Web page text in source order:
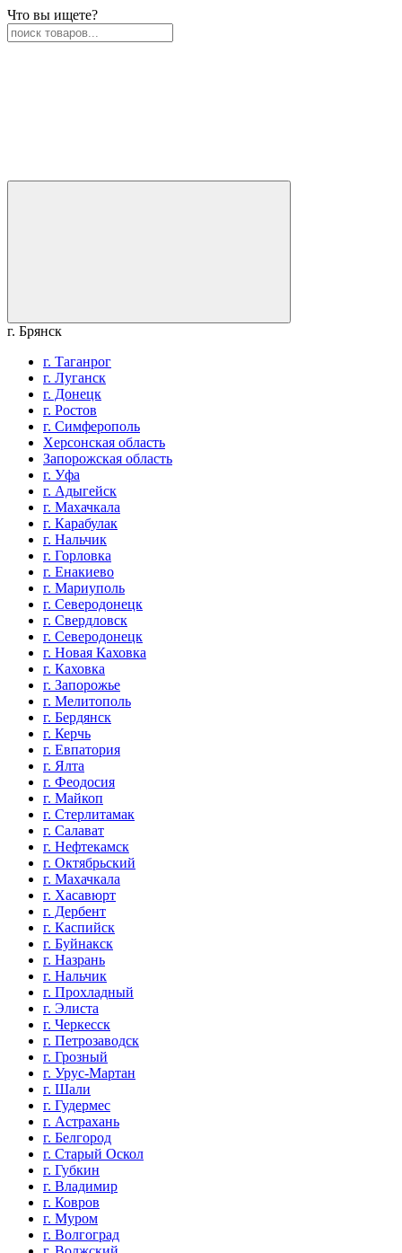
Что вы ищете?
г. Брянск
г. Таганрог
г. Луганск
г. Донецк
г. Ростов
г. Симферополь
Херсонская область
Запорожская область
г. Уфа
г. Адыгейск
г. Махачкала
г. Карабулак
г. Нальчик
г. Горловка
г. Енакиево
г. Мариуполь
г. Северодонецк
г. Свердловск
г. Северодонецк
г. Новая Каховка
г. Каховка
г. Запорожье
г. Мелитополь
г. Бердянск
г. Керчь
г. Евпатория
г. Ялта
г. Феодосия
г. Майкоп
г. Стерлитамак
г. Салават
г. Нефтекамск
г. Октябрьский
г. Махачкала
г. Хасавюрт
г. Дербент
г. Каспийск
г. Буйнакск
г. Назрань
г. Нальчик
г. Прохладный
г. Элиста
г. Черкесск
г. Петрозаводск
г. Грозный
г. Урус-Мартан
г. Шали
г. Гудермес
г. Астрахань
г. Белгород
г. Старый Оскол
г. Губкин
г. Владимир
г. Ковров
г. Муром
г. Волгоград